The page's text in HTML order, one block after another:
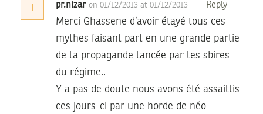
1 pr.nizar on 01/12/2013 at 01/12/2013 Reply
Merci Ghassene d’avoir étayé tous ces
mythes faisant part en une grande partie
de la propagande lancée par les sbires
du régime..
Y a pas de doute nous avons été assaillis
ces jours-ci par une horde de néo-